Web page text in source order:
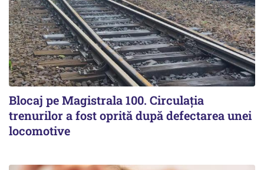
Blocaj pe Magistrala 100. Circulația
trenurilor a fost oprită după defectarea unei
locomotive